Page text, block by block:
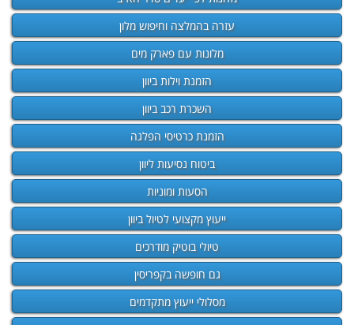
עזרה בהמלצה וחיפוש מלון
מלונות עם פארק מים
הזמנת וילות ביוון
השכרת רכב ביוון
הזמנת כרטיסי הפלגה
ביטוח נסיעות ליוון
הסעות ומוניות
ייעוץ מקצועי לטיול ביוון
טיולי בוטיק מודרכים
גם חופשה בקפריסין
מסלולי ייעוץ מתקדמים